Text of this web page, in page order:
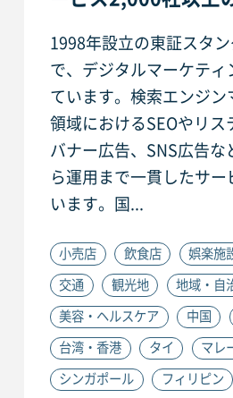
1998年設立の東証スタ
で、デジタルマーケティ
ています。検索エンジン
領域におけるSEOやリス
バナー広告、SNS広告な
ら運用まで一貫したサー
います。国...
小売店 飲食店 娯楽施
交通 観光地 地域・自
美容・ヘルスケア 中国
台湾・香港 タイ マレ
シンガポール フィリピン